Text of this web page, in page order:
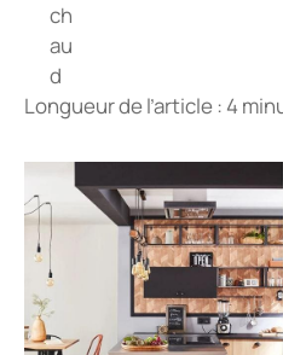
Longueur de l’article : 4